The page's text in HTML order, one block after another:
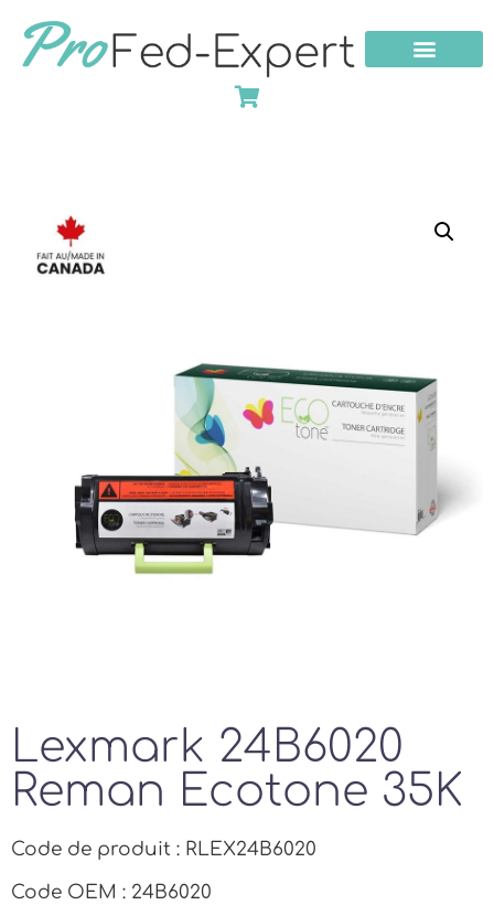
Lexmark 24B6020
Reman Ecotone 35K
Code de produit : RLEX24B6020
Code OEM : 24B6020